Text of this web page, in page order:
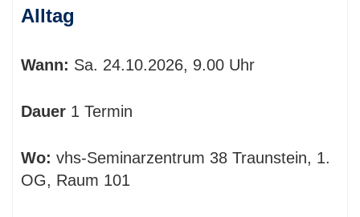
Alltag
Wann: Sa. 24.10.2026, 9.00 Uhr
Dauer 1 Termin
Wo: vhs-Seminarzentrum 38 Traunstein, 1.
OG, Raum 101